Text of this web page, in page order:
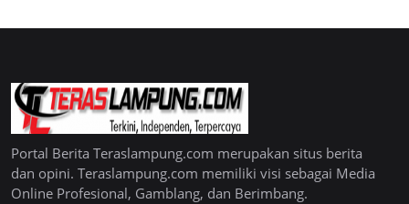
Portal Berita Teraslampung.com merupakan situs berita
dan opini. Teraslampung.com memiliki visi sebagai Media
Online Profesional, Gamblang, dan Berimbang.